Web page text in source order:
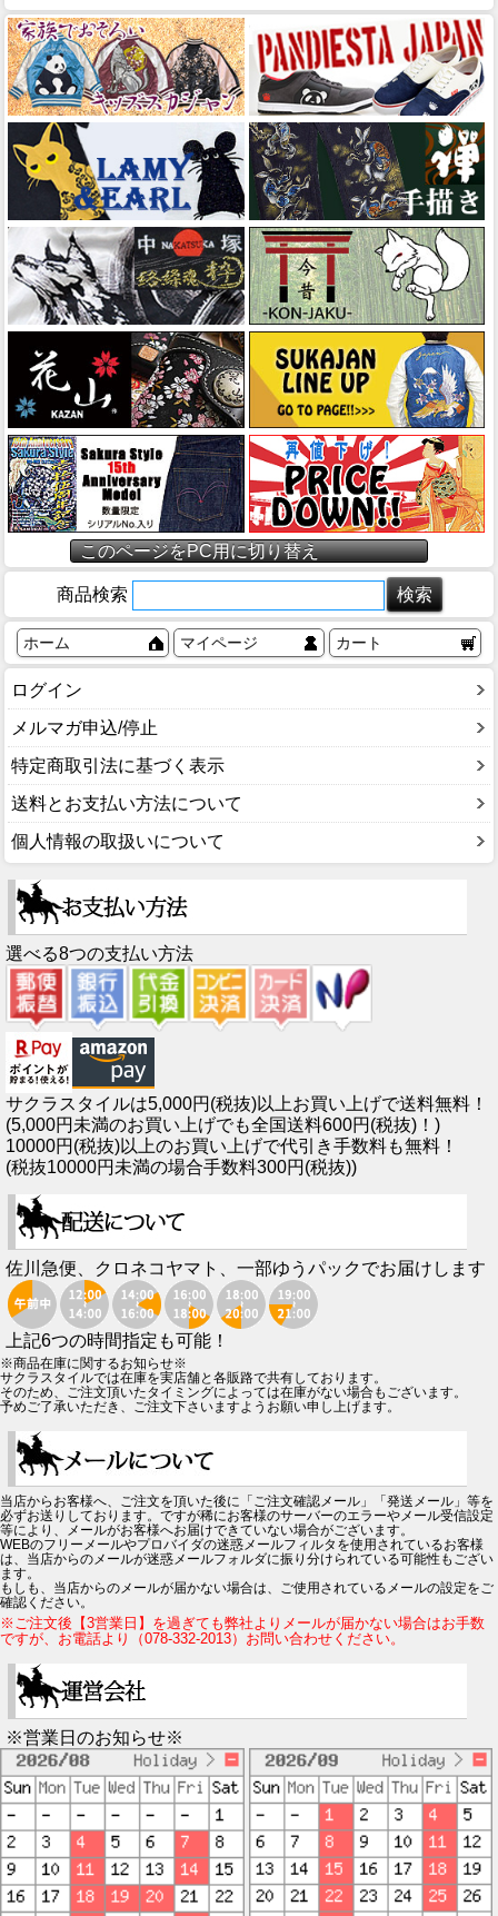
このページをPC用に切り替え
商品検索
ホーム マイページ カート
ログイン
メルマガ申込/停止
特定商取引法に基づく表示
送料とお支払い方法について
個人情報の取扱いについて
選べる8つの支払い方法
サクラスタイルは5,000円(税抜)以上お買い上げで送料無料！
(5,000円未満のお買い上げでも全国送料600円(税抜)！)
10000円(税抜)以上のお買い上げで代引き手数料も無料！
(税抜10000円未満の場合手数料300円(税抜))
佐川急便、クロネコヤマト、一部ゆうパックでお届けします
上記6つの時間指定も可能！
※商品在庫に関するお知らせ※
サクラスタイルでは在庫を実店舗と各販路で共有しております。
そのため、ご注文頂いたタイミングによっては在庫がない場合もございます。
予めご了承いただき、ご注文下さいますようお願い申し上げます。
当店からお客様へ、ご注文を頂いた後に「ご注文確認メール」「発送メール」等を
必ずお送りしております。ですが稀にお客様のサーバーのエラーやメール受信設定
等により、メールがお客様へお届けできていない場合がございます。
WEBのフリーメールやプロバイダの迷惑メールフィルタを使用されているお客様
は、当店からのメールが迷惑メールフォルダに振り分けられている可能性もござい
ます。
もしも、当店からのメールが届かない場合は、ご使用されているメールの設定をご
確認ください。
※ご注文後【3営業日】を過ぎても弊社よりメールが届かない場合はお手数
ですが、お電話より（078-332-2013）お問い合わせください。
※営業日のお知らせ※